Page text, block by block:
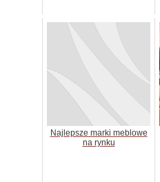
Najlepsze marki meblowe
na rynku